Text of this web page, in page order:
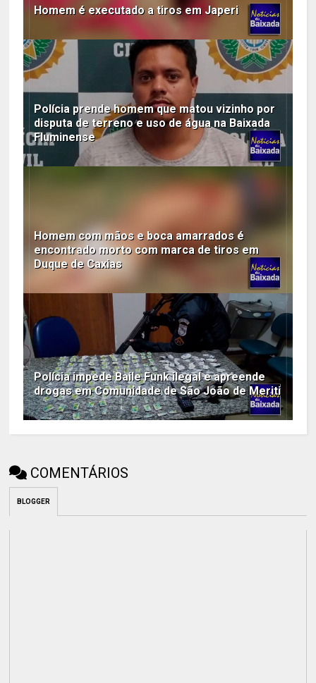
Homem é executado a tiros em Japeri
Polícia prende homem que matou vizinho por
disputa de terreno e uso de água na Baixada
Fluminense
Homem com mãos e boca amarrados é
encontrado morto com marca de tiros em
Duque de Caxias
Polícia impede Baile Funk ilegal e apreende
drogas em Comunidade de São João de Meriti
COMENTÁRIOS
BLOGGER